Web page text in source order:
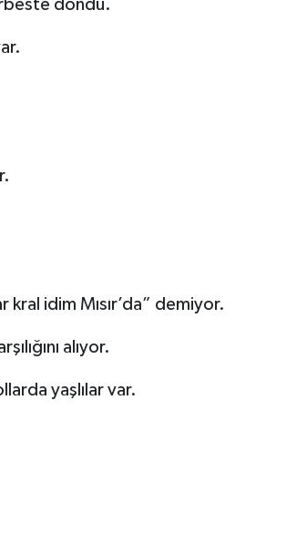
döndü.
kral idim Mısır’da” demiyor.
alıyor.
yaşlılar var.